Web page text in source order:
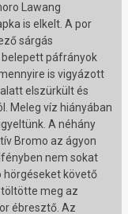
Lawang
is elkelt. A por
sárgás
páfrányok
is vigyázott
elszürkült és
Meleg víz hiányában
A néhány
Bromo az ágyon
nem sokat
hörgéseket követő
töltötte meg az
ébresztő. Az